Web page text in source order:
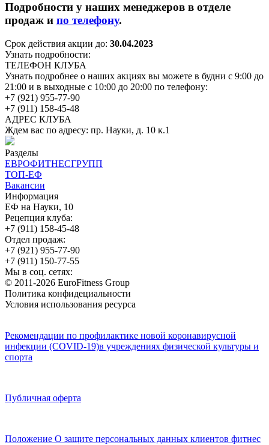
Подробности у наших менеджеров в отделе
продаж и по телефону.
Срок действия акции до: 30.04.2023
Узнать подробности:
ТЕЛЕФОН КЛУБА
Узнать подробнее о наших акциях вы можете в будни с 9:00 до
21:00 и в выходные с 10:00 до 20:00 по телефону:
+7 (921) 955-77-90
+7 (911) 158-45-48
АДРЕС КЛУБА
Ждем вас по адресу: пр. Науки, д. 10 к.1
Разделы
ЕВРОФИТНЕСГРУПП
ТОП-ЕФ
Вакансии
Информация
ЕФ на Науки, 10
Рецепция клуба:
+7 (911) 158-45-48
Отдел продаж:
+7 (921) 955-77-90
+7 (911) 150-77-55
Мы в соц. сетях:
© 2011-2026 EuroFitness Group
Политика конфидециальности
Условия использования ресурса
Рекомендации по профилактике новой коронавирусной
инфекции (COVID-19)в учреждениях физической культуры и
спорта
Публичная оферта
Положение О защите персональных данных клиентов фитнес